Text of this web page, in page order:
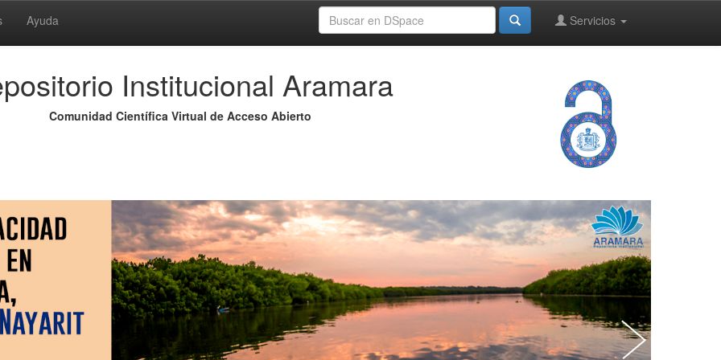
Ayuda Servicios
Institucional Aramara
Comunidad Científica Virtual de Acceso Abierto